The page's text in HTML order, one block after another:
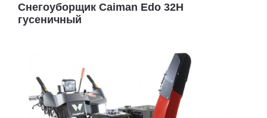
Снегоуборщик Caiman Edo 32H
гусеничный